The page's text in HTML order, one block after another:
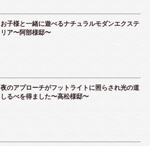
お子様と一緒に遊べるナチュラルモダンエクステ
リア〜阿部様邸〜
夜のアプローチがフットライトに照らされ光の道
しるべを得ました〜高松様邸〜